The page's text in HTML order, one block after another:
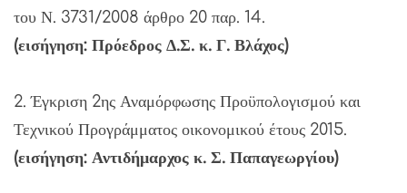
του Ν. 3731/2008 άρθρο 20 παρ. 14.
(εισήγηση: Πρόεδρος Δ.Σ. κ. Γ. Βλάχος)
2. Έγκριση 2ης Αναμόρφωσης Προϋπολογισμού και
Τεχνικού Προγράμματος οικονομικού έτους 2015.
(εισήγηση: Αντιδήμαρχος κ. Σ. Παπαγεωργίου)